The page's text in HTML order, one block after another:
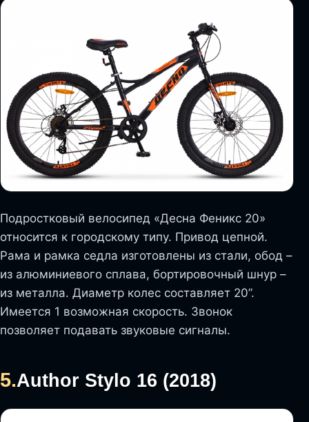
Подростковый велосипед «Десна Феникс 20»
относится к городскому типу. Привод цепной.
Рама и рамка седла изготовлены из стали, обод –
из алюминиевого сплава, бортировочный шнур –
из металла. Диаметр колес составляет 20”.
Имеется 1 возможная скорость. Звонок
позволяет подавать звуковые сигналы.
5.Author Stylo 16 (2018)